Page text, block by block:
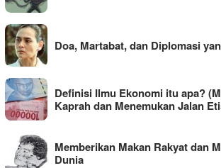
Doa, Martabat, dan Diplomasi
Definisi Ilmu Ekonomi itu apa?
Kaprah dan Menemukan Jalan
Memberikan Makan Rakyat dan
Dunia